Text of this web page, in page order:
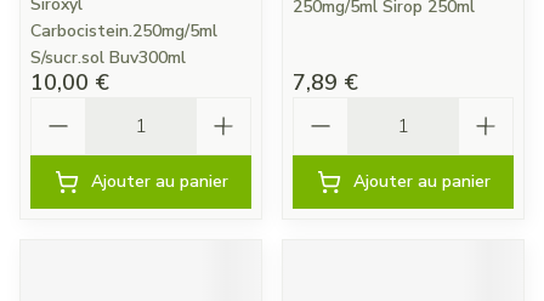
Carbocistein.250mg/5ml
S/sucr.sol Buv300ml
10,00 €
Ajouter au panier
250mg/5ml Sirop 250ml
7,89 €
Ajouter au panier